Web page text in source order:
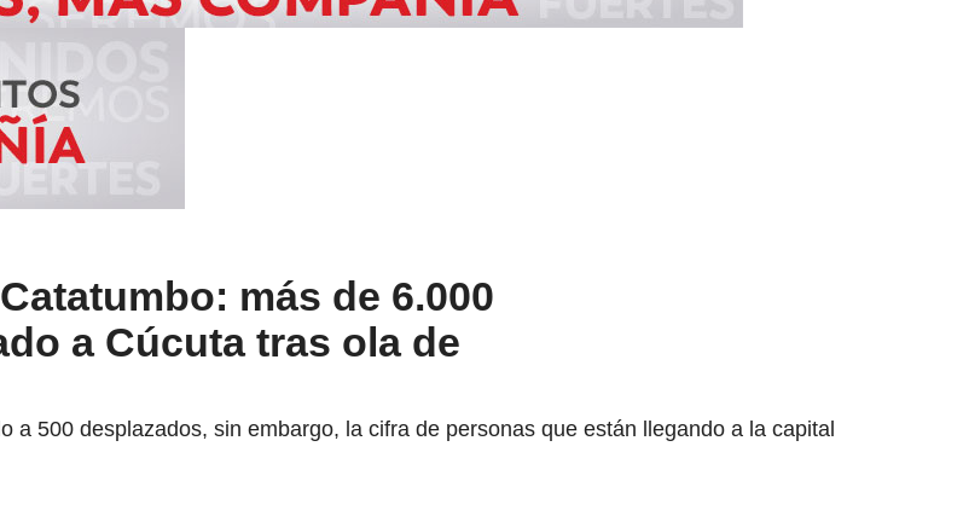
más de 6.000
a Cúcuta tras ola de
a 500 desplazados, sin embargo, la cifra de personas que están llegando a la capital